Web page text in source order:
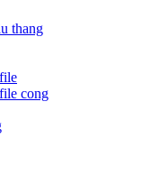
thang
cong